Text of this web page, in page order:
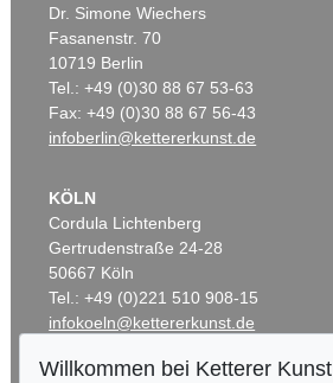
Dr. Simone Wiechers
Fasanenstr. 70
10719 Berlin
Tel.: +49 (0)30 88 67 53-63
Fax: +49 (0)30 88 67 56-43
infoberlin@kettererkunst.de
KÖLN
Cordula Lichtenberg
Gertrudenstraße 24-28
50667 Köln
Tel.: +49 (0)221 510 908-15
infokoeln@kettererkunst.de
Willkommen bei Ketterer Kunst